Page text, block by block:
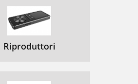
Riproduttori